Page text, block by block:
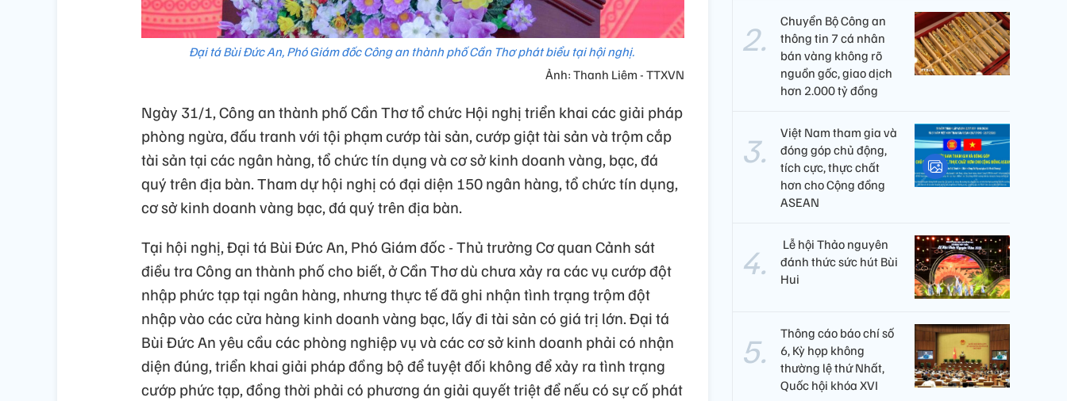
Đại tá Bùi Đức An, Phó Giám đốc Công an thành phố Cần Thơ phát biểu tại hội nghị.
Ảnh: Thanh Liêm - TTXVN
Ngày 31/1, Công an thành phố Cần Thơ tổ chức Hội nghị triển khai các giải pháp
phòng ngừa, đấu tranh với tội phạm cướp tài sản, cướp giật tài sản và trộm cắp
tài sản tại các ngân hàng, tổ chức tín dụng và cơ sở kinh doanh vàng, bạc, đá
quý trên địa bàn. Tham dự hội nghị có đại diện 150 ngân hàng, tổ chức tín dụng,
cơ sở kinh doanh vàng bạc, đá quý trên địa bàn.
Tại hội nghị, Đại tá Bùi Đức An, Phó Giám đốc - Thủ trưởng Cơ quan Cảnh sát
điều tra Công an thành phố cho biết, ở Cần Thơ dù chưa xảy ra các vụ cướp đột
nhập phức tạp tại ngân hàng, nhưng thực tế đã ghi nhận tình trạng trộm đột
nhập vào các cửa hàng kinh doanh vàng bạc, lấy đi tài sản có giá trị lớn. Đại tá
Bùi Đức An yêu cầu các phòng nghiệp vụ và các cơ sở kinh doanh phải có nhận
diện đúng, triển khai giải pháp đồng bộ để tuyệt đối không để xảy ra tình trạng
cướp phức tạp, đồng thời phải có phương án giải quyết triệt để nếu có sự cố phát
Chuyển Bộ Công an
thông tin 7 cá nhân
bán vàng không rõ
nguồn gốc, giao dịch
hơn 2.000 tỷ đồng
Việt Nam tham gia và
đóng góp chủ động,
tích cực, thực chất
hơn cho Cộng đồng
ASEAN
​ Lễ hội Thảo nguyên
đánh thức sức hút Bùi
Hui
Thông cáo báo chí số
6, Kỳ họp không
thường lệ thứ Nhất,
Quốc hội khóa XVI